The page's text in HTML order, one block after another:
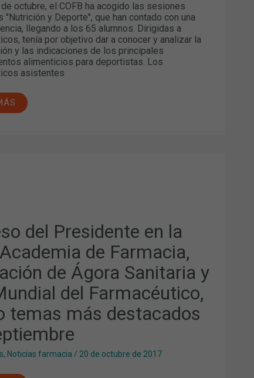
octubre, el COFB ha acogido las sesiones
"Nutrición y Deporte", que han contado con una
llegando a los 65 alumnos. Dirigidas a
tenía por objetivo dar a conocer y analizar la
y las indicaciones de los principales
alimenticios para deportistas. Los
asistentes
del Presidente en la
de Farmacia,
de Ágora Sanitaria y
del Farmacéutico,
temas más destacados
, Noticias farmacia / 20 de octubre de 2017